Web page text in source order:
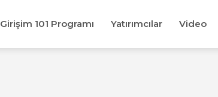
Girişim 101 Programı Yatırımcılar Video